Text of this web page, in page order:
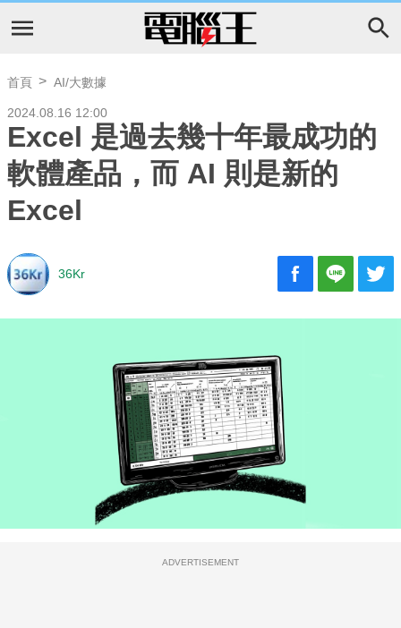
首頁 AI/大數據
2024.08.16 12:00
Excel 是過去幾十年最成功的
軟體產品，而 AI 則是新的
Excel
36Kr
ADVERTISEMENT